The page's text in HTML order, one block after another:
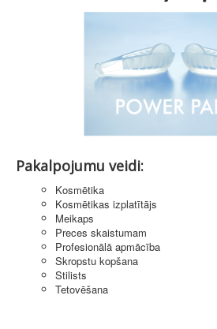
Pakalpojumu veidi:
Kosmētika
Kosmētikas izplatītājs
Meikaps
Preces skaistumam
Profesionālā apmācība
Skropstu kopšana
Stilists
Tetovēšana